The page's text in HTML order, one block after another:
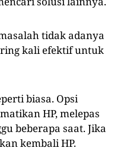
tidak adanya
kali efektif untuk
biasa. Opsi
HP, melepas
beberapa saat. Jika
kembali HP.